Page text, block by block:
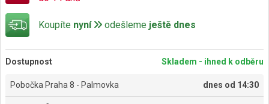
Koupíte nyní odešleme ještě dnes
Dostupnost Skladem - ihned k odběru
Pobočka Praha 8 - Palmovka dnes od 14:30